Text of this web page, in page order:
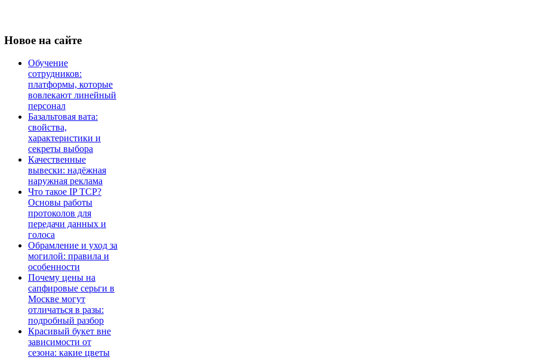
Новое на сайте
Обучение
сотрудников:
платформы, которые
вовлекают линейный
персонал
Базальтовая вата:
свойства,
характеристики и
секреты выбора
Качественные
вывески: надёжная
наружная реклама
Что такое IP TCP?
Основы работы
протоколов для
передачи данных и
голоса
Обрамление и уход за
могилой: правила и
особенности
Почему цены на
сапфировые серьги в
Москве могут
отличаться в разы:
подробный разбор
Красивый букет вне
зависимости от
сезона: какие цветы